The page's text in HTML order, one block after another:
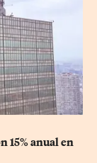
15% anual en